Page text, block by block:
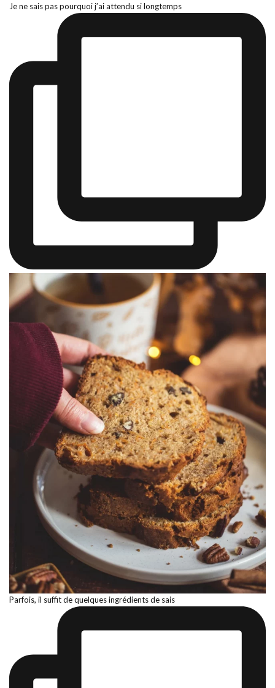
Je ne sais pas pourquoi j’ai attendu si longtemps
Parfois, il suffit de quelques ingrédients de sais